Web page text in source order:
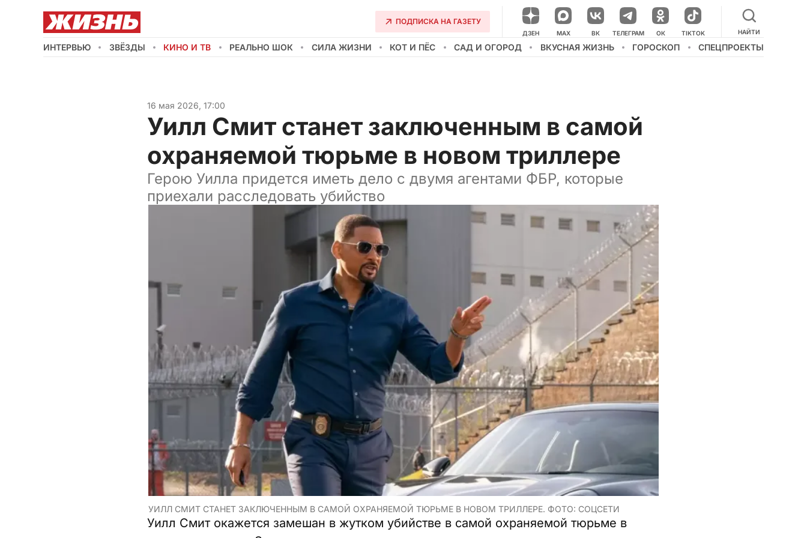
ПОДПИСКА НА ГАЗЕТУ
ДЗЕН НАШ КАНАЛ В МЕССЕНДЖЕРЕ
MAX ВК ТЕЛЕГРАМ ОК TIKTOK НАЙТИ
ИНТЕРВЬЮ ЗВЁЗДЫ КИНО И ТВ РЕАЛЬНО ШОК СИЛА ЖИЗНИ КОТ И ПЁС САД И ОГОРОД ВКУСНАЯ ЖИЗНЬ ГОРОСКОП СПЕЦПРОЕКТЫ
16 мая 2026, 17:00
Уилл Смит станет заключенным в самой
охраняемой тюрьме в новом триллере
Герою Уилла придется иметь дело с двумя агентами ФБР, которые
приехали расследовать убийство
УИЛЛ СМИТ СТАНЕТ ЗАКЛЮЧЕННЫМ В САМОЙ ОХРАНЯЕМОЙ ТЮРЬМЕ В НОВОМ ТРИЛЛЕРЕ. ФОТО: СОЦСЕТИ
Уилл Смит окажется замешан в жутком убийстве в самой охраняемой тюрьме в